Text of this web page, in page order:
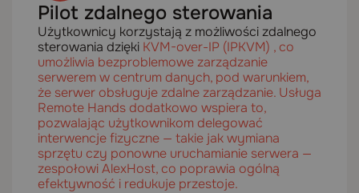
Pilot zdalnego sterowania
Użytkownicy korzystają z możliwości zdalnego
sterowania dzięki KVM-over-IP (IPKVM) , co
umożliwia bezproblemowe zarządzanie
serwerem w centrum danych, pod warunkiem,
że serwer obsługuje zdalne zarządzanie. Usługa
Remote Hands dodatkowo wspiera to,
pozwalając użytkownikom delegować
interwencje fizyczne — takie jak wymiana
sprzętu czy ponowne uruchamianie serwera —
zespołowi AlexHost, co poprawia ogólną
efektywność i redukuje przestoje.